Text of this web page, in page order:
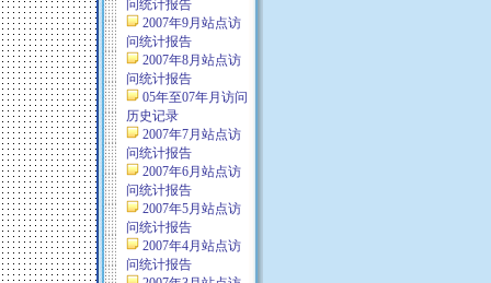
问统计报告
2007年9月站点访
问统计报告
2007年8月站点访
问统计报告
05年至07年月访问
历史记录
2007年7月站点访
问统计报告
2007年6月站点访
问统计报告
2007年5月站点访
问统计报告
2007年4月站点访
问统计报告